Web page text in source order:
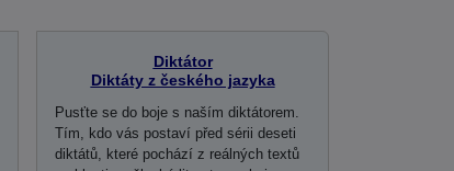
Diktátor
Diktáty z českého jazyka
Pusťte se do boje s naším diktátorem.
Tím, kdo vás postaví před sérii deseti
diktátů, které pochází z reálných textů